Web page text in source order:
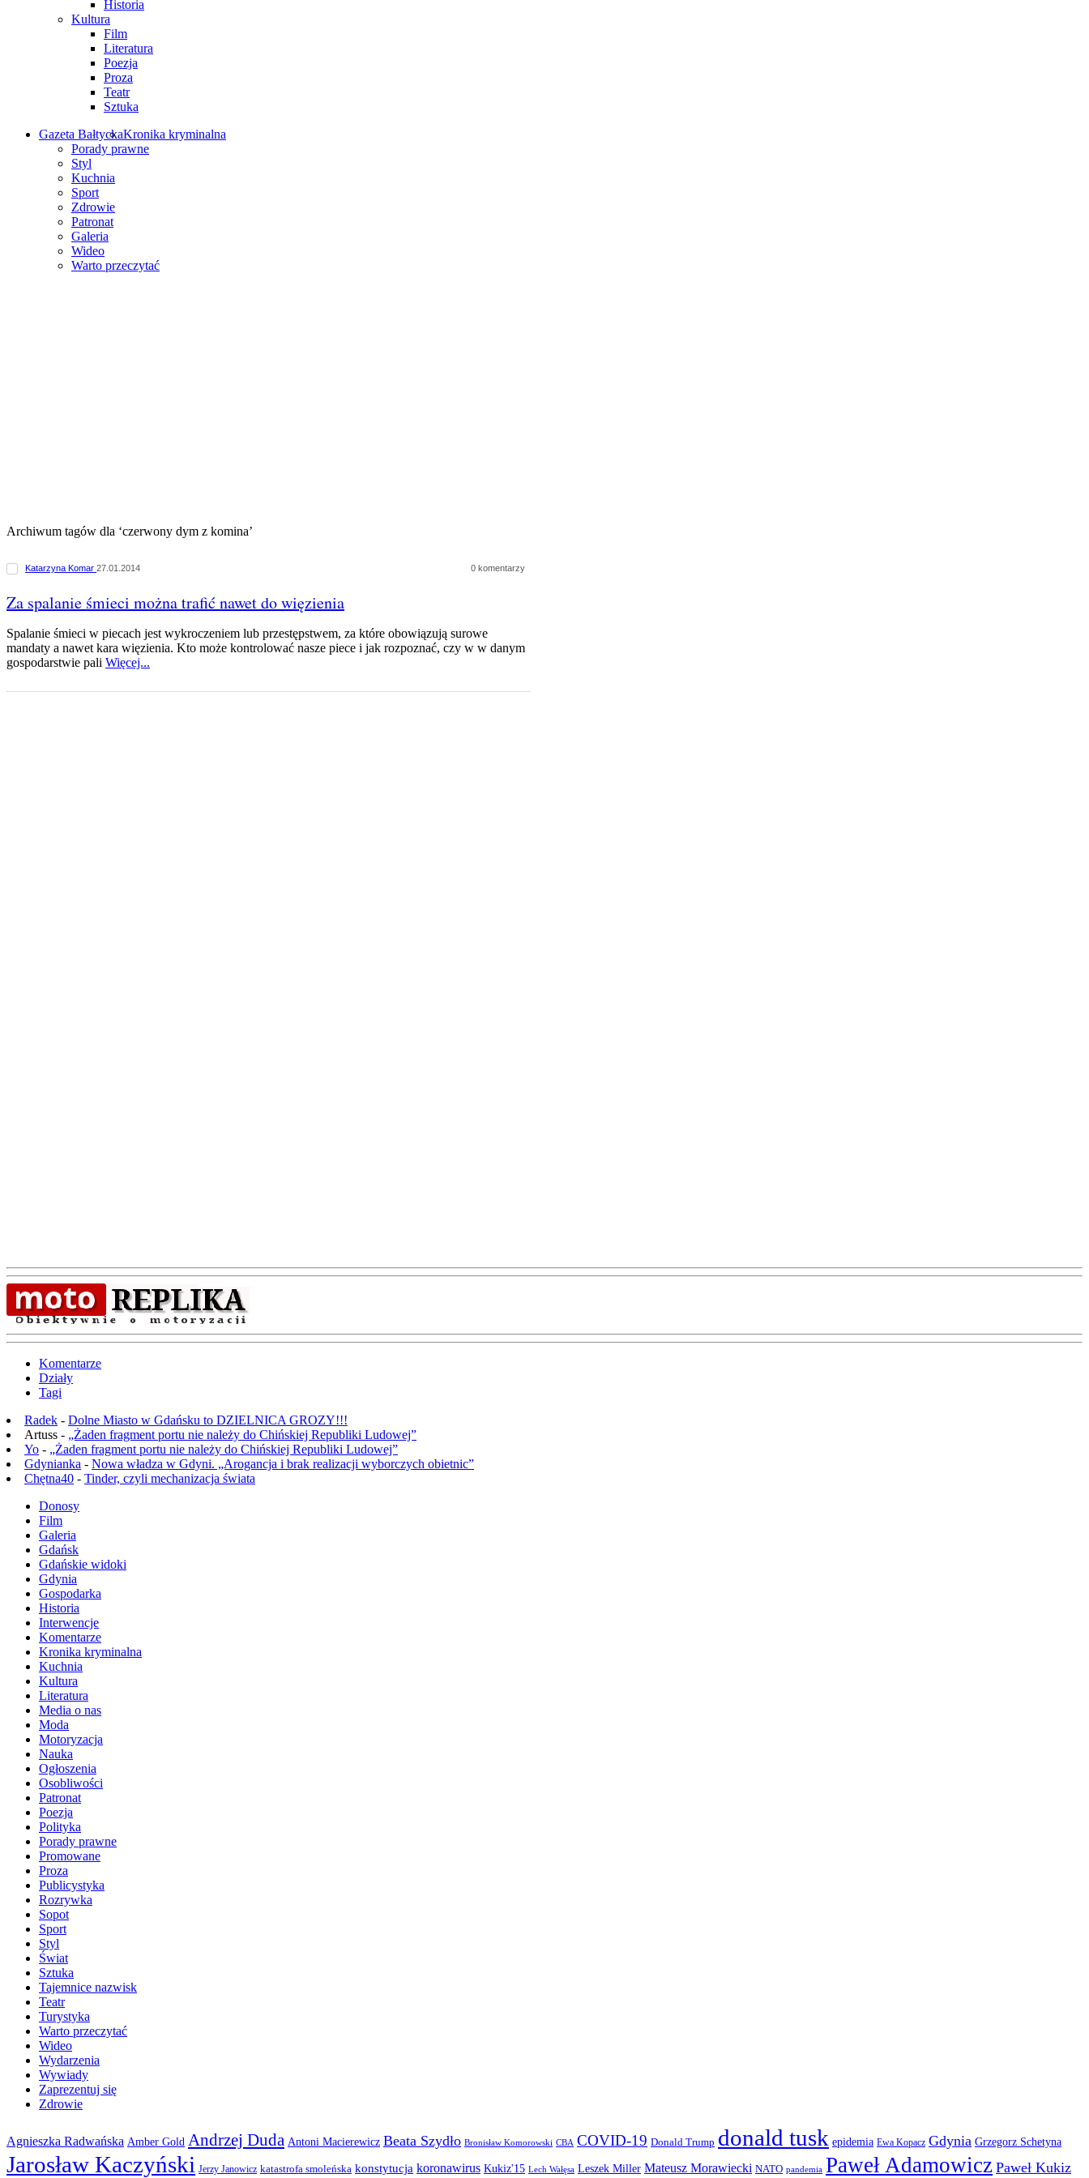
Historia
Kultura
Film
Literatura
Poezja
Proza
Teatr
Sztuka
Gazeta BałtyckaKronika kryminalna
Porady prawne
Styl
Kuchnia
Sport
Zdrowie
Patronat
Galeria
Wideo
Warto przeczytać
Archiwum tagów dla ‘czerwony dym z komina’
Katarzyna Komar 27.01.2014 0 komentarzy
Za spalanie śmieci można trafić nawet do więzienia
Spalanie śmieci w piecach jest wykroczeniem lub przestępstwem, za które obowiązują surowe
mandaty a nawet kara więzienia. Kto może kontrolować nasze piece i jak rozpoznać, czy w w danym
gospodarstwie pali Więcej...
Komentarze
Działy
Tagi
Radek - Dolne Miasto w Gdańsku to DZIELNICA GROZY!!!
Artuss - „Żaden fragment portu nie należy do Chińskiej Republiki Ludowej”
Yo - „Żaden fragment portu nie należy do Chińskiej Republiki Ludowej”
Gdynianka - Nowa władza w Gdyni. „Arogancja i brak realizacji wyborczych obietnic”
Chętna40 - Tinder, czyli mechanizacja świata
Donosy
Film
Galeria
Gdańsk
Gdańskie widoki
Gdynia
Gospodarka
Historia
Interwencje
Komentarze
Kronika kryminalna
Kuchnia
Kultura
Literatura
Media o nas
Moda
Motoryzacja
Nauka
Ogłoszenia
Osobliwości
Patronat
Poezja
Polityka
Porady prawne
Promowane
Proza
Publicystyka
Rozrywka
Sopot
Sport
Styl
Świat
Sztuka
Tajemnice nazwisk
Teatr
Turystyka
Warto przeczytać
Wideo
Wydarzenia
Wywiady
Zaprezentuj się
Zdrowie
Agnieszka Radwańska Amber Gold Andrzej Duda Antoni Macierewicz Beata Szydło Bronisław Komorowski CBA COVID-19 Donald Trump donald tusk epidemia Ewa Kopacz Gdynia Grzegorz Schetyna
Jarosław Kaczyński Jerzy Janowicz katastrofa smoleńska konstytucja koronawirus Kukiz'15 Lech Wałęsa Leszek Miller Mateusz Morawiecki NATO pandemia Paweł Adamowicz Paweł Kukiz